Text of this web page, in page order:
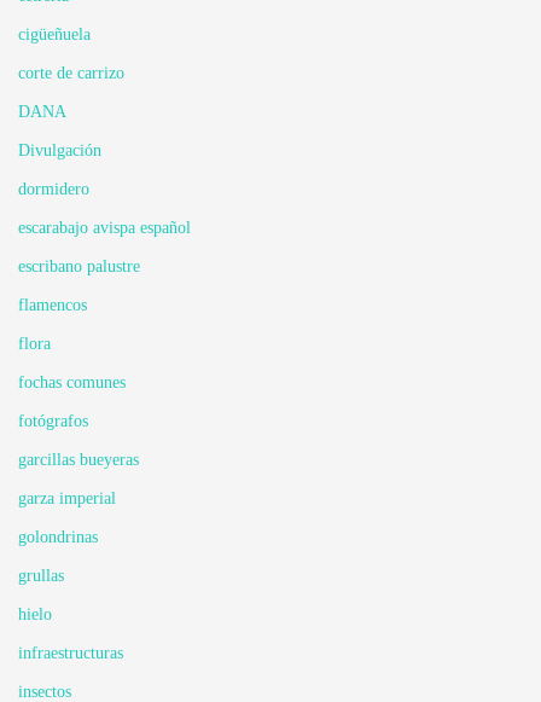
cigüeñuela
corte de carrizo
DANA
Divulgación
dormidero
escarabajo avispa español
escribano palustre
flamencos
flora
fochas comunes
fotógrafos
garcillas bueyeras
garza imperial
golondrinas
grullas
hielo
infraestructuras
insectos